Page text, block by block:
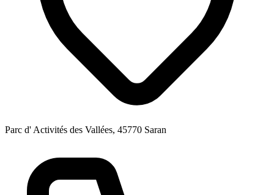
Parc d' Activités des Vallées, 45770 Saran